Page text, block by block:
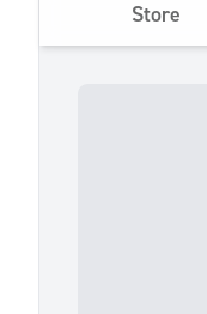
Store